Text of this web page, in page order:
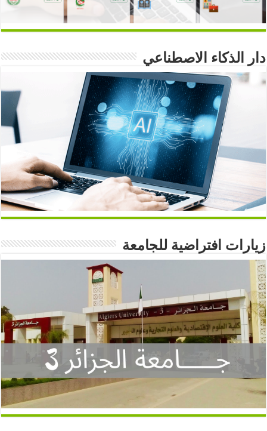
دار الذكاء الاصطناعي
زيارات افتراضية للجامعة